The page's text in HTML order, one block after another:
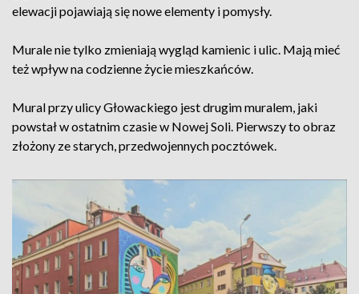
elewacji pojawiają się nowe elementy i pomysły.
Murale nie tylko zmieniają wygląd kamienic i ulic. Mają mieć
też wpływ na codzienne życie mieszkańców.
Mural przy ulicy Głowackiego jest drugim muralem, jaki
powstał w ostatnim czasie w Nowej Soli. Pierwszy to obraz
złożony ze starych, przedwojennych pocztówek.